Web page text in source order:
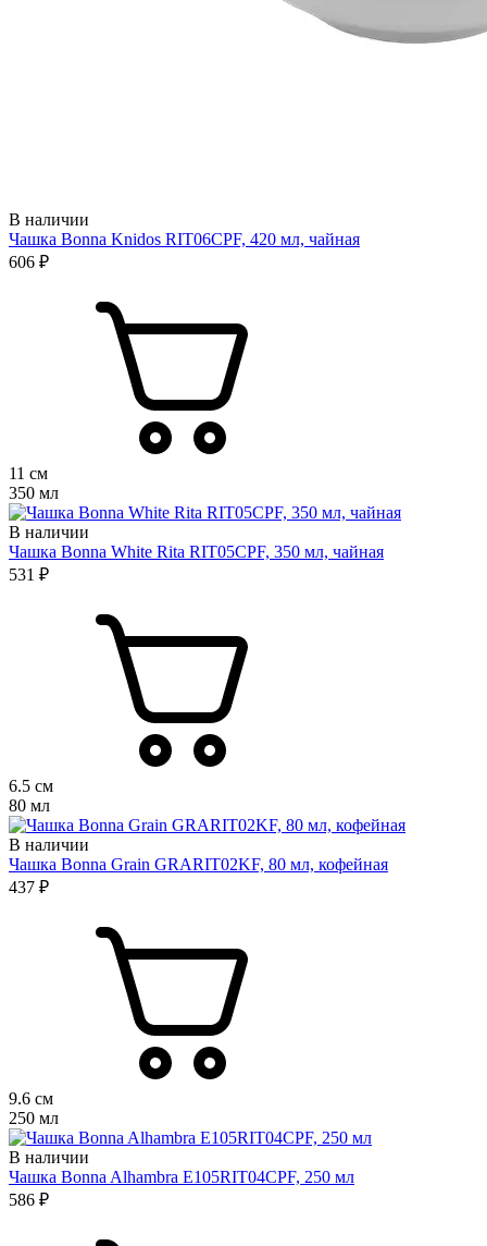
В наличии
Чашка Bonna Knidos RIT06CPF, 420 мл, чайная
606 ₽
11 см
350 мл
В наличии
Чашка Bonna White Rita RIT05CPF, 350 мл, чайная
531 ₽
6.5 см
80 мл
В наличии
Чашка Bonna Grain GRARIT02KF, 80 мл, кофейная
437 ₽
9.6 см
250 мл
В наличии
Чашка Bonna Alhambra E105RIT04CPF, 250 мл
586 ₽